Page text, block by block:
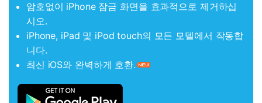
암호없이 iPhone 잠금 화면을 효과적으로 제거하십
시오.
iPhone, iPad 및 iPod touch의 모든 모델에서 작동합
니다.
최신 iOS와 완벽하게 호환.